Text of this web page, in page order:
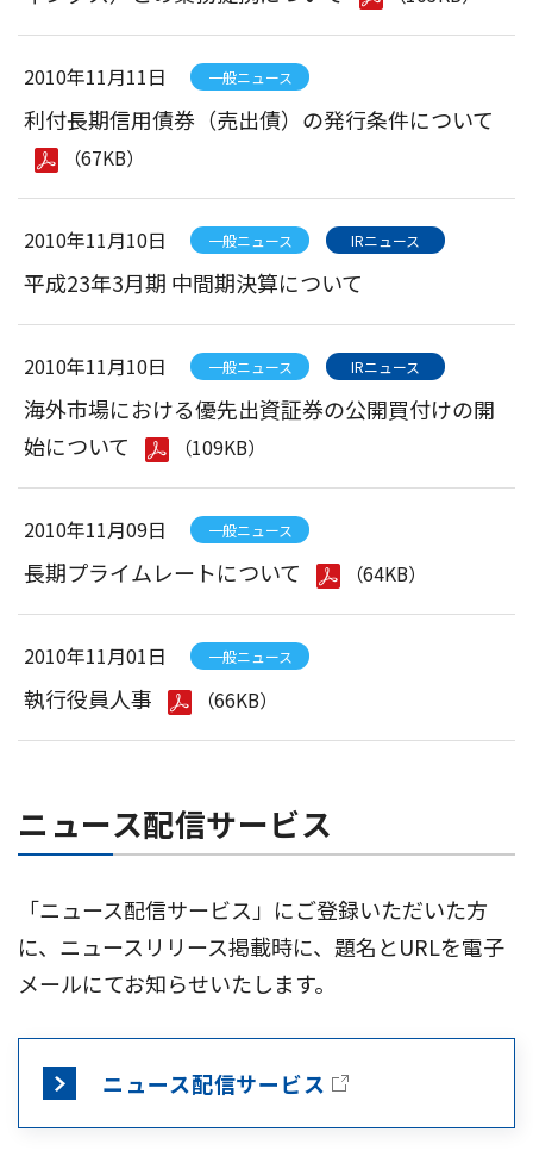
2010年11月11日 一般ニュース
利付長期信用債券（売出債）の発行条件について
（67KB）
2010年11月10日 一般ニュース IRニュース
平成23年3月期 中間期決算について
2010年11月10日 一般ニュース IRニュース
海外市場における優先出資証券の公開買付けの開
始について
（109KB）
2010年11月09日 一般ニュース
長期プライムレートについて （64KB）
2010年11月01日 一般ニュース
執行役員人事 （66KB）
ニュース配信サービス
「ニュース配信サービス」にご登録いただいた方
に、ニュースリリース掲載時に、題名とURLを電子
メールにてお知らせいたします。
ニュース配信サービス